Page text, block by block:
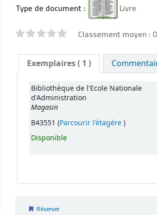
Type de document :
Livre
Classement moyen :
Exemplaires( 1 )
Bibliothèque de l'Ecole Nationale
d'Administration
Magasin
B43551 (Parcourir l'étagère(Ouvrir ci-
)
Disponible
Réserver